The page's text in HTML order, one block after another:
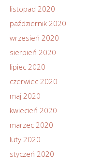
listopad 2020
październik 2020
wrzesień 2020
sierpień 2020
lipiec 2020
czerwiec 2020
maj 2020
kwiecień 2020
marzec 2020
luty 2020
styczeń 2020